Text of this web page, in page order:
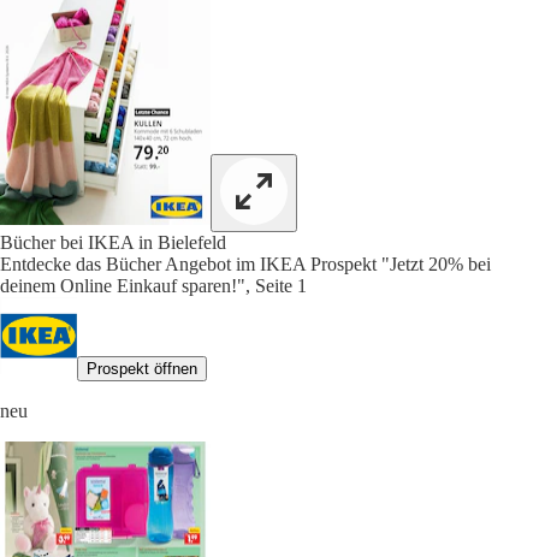
Bücher bei IKEA in Bielefeld
Entdecke das Bücher Angebot im IKEA Prospekt "Jetzt 20% bei
deinem Online Einkauf sparen!", Seite 1
Prospekt öffnen
neu